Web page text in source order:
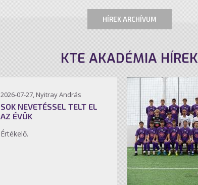
HÍREK ARCHÍVUM
KTE AKADÉMIA HÍREK
2026-07-27, Nyitray András
SOK NEVETÉSSEL TELT EL
AZ ÉVÜK
Értékelő.